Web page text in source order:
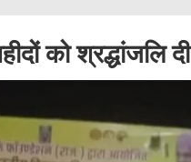
को श्रद्धांजलि दी